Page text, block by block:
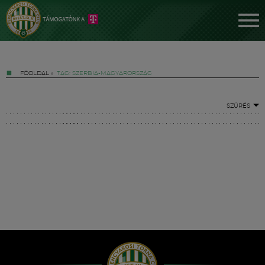
FŐOLDAL » TAG: SZERBIA-MAGYARORSZÁG
SZŰRÉS
Hírek